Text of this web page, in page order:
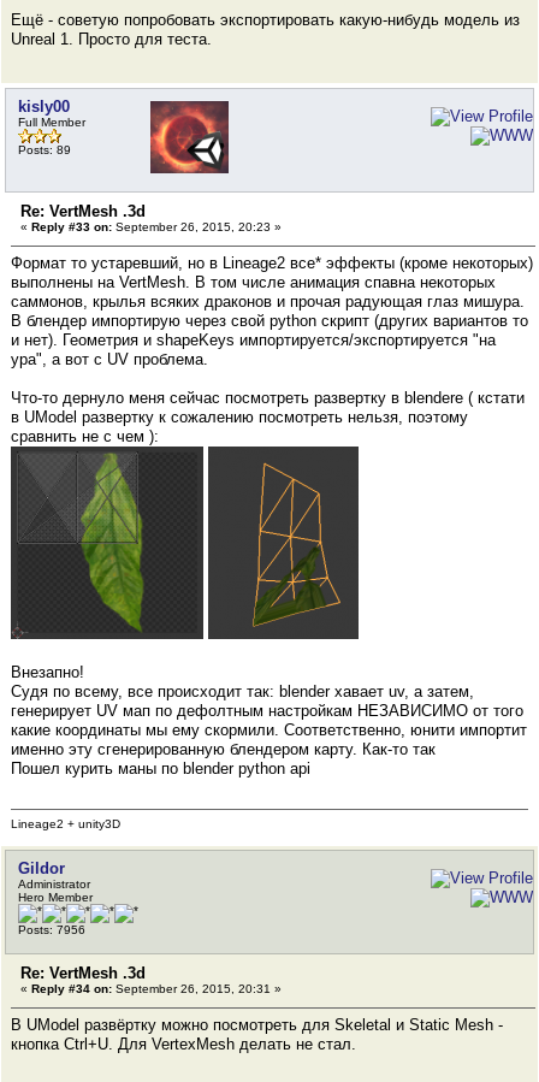
Ещё - советую попробовать экспортировать какую-нибудь модель из
Unreal 1. Просто для теста.
kisly00
Full Member
Posts: 89
Re: VertMesh .3d
« Reply #33 on: September 26, 2015, 20:23 »
Формат то устаревший, но в Lineage2 все* эффекты (кроме некоторых)
выполнены на VertMesh. В том числе анимация спавна некоторых
саммонов, крылья всяких драконов и прочая радующая глаз мишура.
В блендер импортирую через свой python скрипт (других вариантов то
и нет). Геометрия и shapeKeys импортируется/экспортируется "на
ура", а вот с UV проблема.
Что-то дернуло меня сейчас посмотреть развертку в blendere ( кстати
в UModel развертку к сожалению посмотреть нельзя, поэтому
сравнить не с чем ):
Внезапно!
Судя по всему, все происходит так: blender хавает uv, а затем,
генерирует UV мап по дефолтным настройкам НЕЗАВИСИМО от того
какие координаты мы ему скормили. Соответственно, юнити импортит
именно эту сгенерированную блендером карту. Как-то так
Пошел курить маны по blender python api
Lineage2 + unity3D
Gildor
Administrator
Hero Member
Posts: 7956
Re: VertMesh .3d
« Reply #34 on: September 26, 2015, 20:31 »
В UModel развёртку можно посмотреть для Skeletal и Static Mesh -
кнопка Ctrl+U. Для VertexMesh делать не стал.